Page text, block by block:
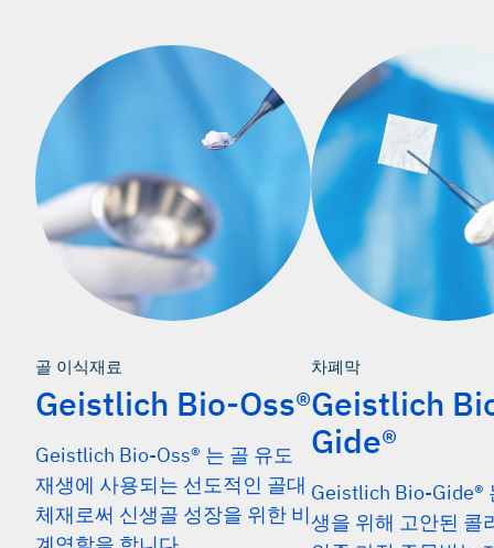
골 이식재료
Geistlich Bio-Oss®
Geistlich Bio-Oss® 는 골 유도
재생에 사용되는 선도적인 골대
체재로써 신생골 성장을 위한 비
차폐막
Geistlich
Gide®
Geistlich Bio-Gide®
생을 위해 고안된 콜